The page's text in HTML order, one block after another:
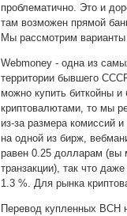
проблематично. Это и
там возможен прямой
Мы рассмотрим варианты
Webmoney - одна из
территории бывшего
можно купить биткойны
криптовалютами, то мы
из-за размера комиссий
на одной из бирж,
равен 0.25 долларам (вы
транзакции), так что
1.3 %. Для рынка
Перевод купленных BCH